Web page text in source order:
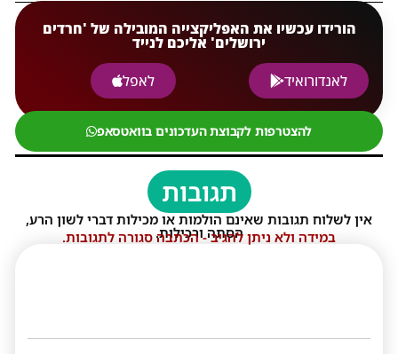
הורידו עכשיו את האפליקצייה המובילה של 'חרדים
ירושלים' אליכם לנייד
לאנדורואיד
לאפל
להצטרפות לקבוצת העדכונים בוואטסאפ
תגובות
אין לשלוח תגובות שאינם הולמות או מכילות דברי לשון הרע,
הסתה ורכילות.
במידה ולא ניתן להגיב - הכתבה סגורה לתגובות.